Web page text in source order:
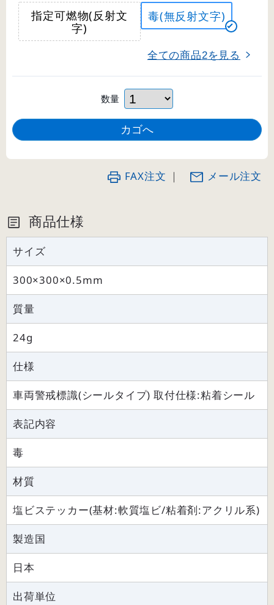
指定可燃物(反射文
字)
毒(無反射文字)
全ての商品2を見る
数量
FAX注文 ｜ メール注文
商品仕様
サイズ
300×300×0.5mm
質量
24g
仕様
車両警戒標識(シールタイプ) 取付仕様:粘着シール
表記内容
毒
材質
塩ビステッカー(基材:軟質塩ビ/粘着剤:アクリル系)
製造国
日本
出荷単位